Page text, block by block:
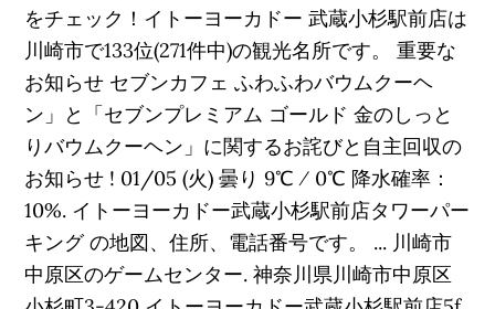
をチェック！イトーヨーカドー 武蔵小杉駅前店は
川崎市で133位(271件中)の観光名所です。 重要な
お知らせ セブンカフェ ふわふわバウムクーヘ
ン」と「セブンプレミアム ゴールド 金のしっと
りバウムクーヘン」に関するお詫びと自主回収の
お知らせ ! 01/05 (火) 曇り 9℃ ⁄ 0℃ 降水確率：
10%. イトーヨーカドー武蔵小杉駅前店タワーパー
キング の地図、住所、電話番号です。 ... 川崎市
中原区のゲームセンター. 神奈川県川崎市中原区